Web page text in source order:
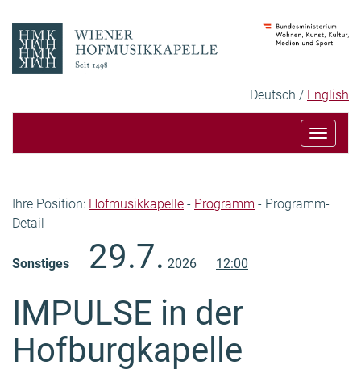
Inhalt
Hauptnavigation
Ausgewählte
Sprache:
Deutsch English
Toggle
Seitenpfad
Ihre Position: Hofmusikkapelle- Programm - Programm-
Detail
Sonstiges 29.7. 2026 12:00
IMPULSE in der
Hofburgkapelle